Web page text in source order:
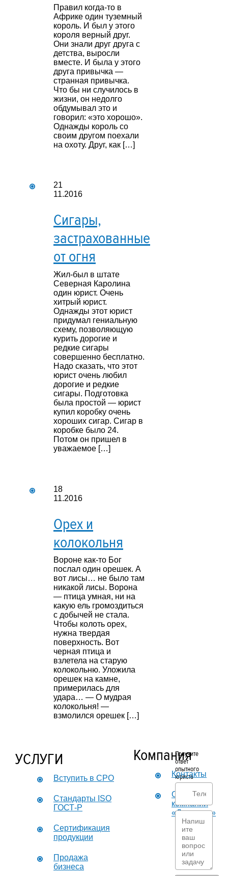
Правил когда-то в
Африке один туземный
король. И был у этого
короля верный друг.
Они знали друг друга с
детства, выросли
вместе. И была у этого
друга привычка —
странная привычка.
Что бы ни случилось в
жизни, он недолго
обдумывал это и
говорил: «это хорошо».
Однажды король со
своим другом поехали
на охоту. Друг, как […]
21
11.2016
Сигары,
застрахованные
от огня
Жил-был в штате
Северная Каролина
один юрист. Очень
хитрый юрист.
Однажды этот юрист
придумал гениальную
схему, позволяющую
курить дорогие и
редкие сигары
совершенно бесплатно.
Надо сказать, что этот
юрист очень любил
дорогие и редкие
сигары. Подготовка
была простой — юрист
купил коробку очень
хороших сигар. Сигар в
коробке было 24.
Потом он пришел в
уважаемое […]
18
11.2016
Орех и
колокольня
Вороне как-то Бог
послал один орешек. А
вот лисы… не было там
никакой лисы. Ворона
— птица умная, ни на
какую ель громоздиться
с добычей не стала.
Чтобы колоть орех,
нужна твердая
поверхность. Вот
черная птица и
взлетела на старую
колокольню. Уложила
орешек на камне,
примерилась для
удара… — О мудрая
колокольня! —
взмолился орешек […]
УСЛУГИ
Вступить в СРО
Стандарты ISO
ГОСТ-Р
Сертификация
продукции
Продажа
бизнеса
Компания
Контакты
О
компании
«Дикастер»
Получите
ответ
опытного
юриста